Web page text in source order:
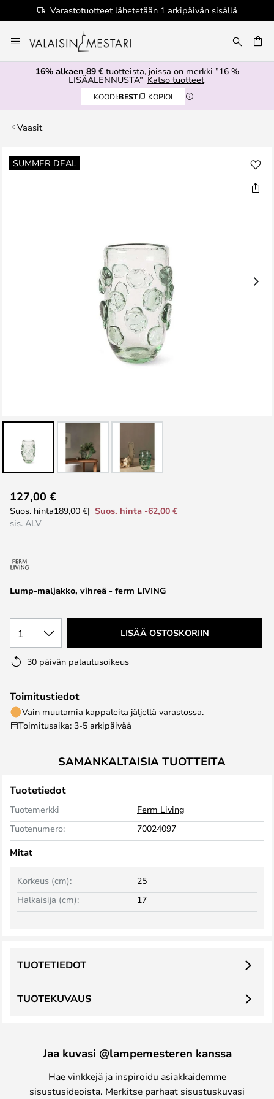
Varastotuotteet lähetetään 1 arkipäivän sisällä
to
Content
16% alkaen 89 €tuotteista, joissa on merkki ”16 %
LISÄALENNUSTA” Katso tuotteet
KOODI:BEST KOPIOI
Vaasit
SUMMER DEAL
Skip
to
to
the
the
gallery
Lump-maljakko, vihreä - ferm LIVING
127,00 €
Suos. hinta189,00 €
Suos. hinta -62,00 €
sis. ALV
1 LISÄÄ OSTOSKORIIN
30 päivän palautusoikeus
Toimitustiedot
Vain muutamia kappaleita jäljellä varastossa.
Toimitusaika: 3-5 arkipäivää
SAMANKALTAISIA TUOTTEITA
Tuotetiedot
Tuotemerkki
Ferm Living
Tuotenumero:
70024097
Mitat
Korkeus (cm):
25
Halkaisija (cm):
17
TUOTEKUVAUS
TUOTETIEDOT
Jaa kuvasi @lampemesteren kanssa
Hae vinkkejä ja inspiroidu asiakkaidemme
sisustusideoista. Merkitse parhaat sisustuskuvasi